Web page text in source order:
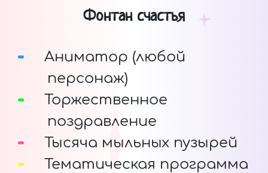
Фонтан счастья
Аниматор (любой
персонаж)
Торжественное
поздравление
Тысяча мыльных пузырей
Тематическая программа